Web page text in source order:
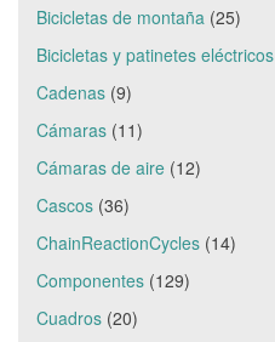
Bicicletas de montaña (25)
Bicicletas y patinetes eléctricos
Cadenas (9)
Cámaras (11)
Cámaras de aire (12)
Cascos (36)
ChainReactionCycles (14)
Componentes (129)
Cuadros (20)